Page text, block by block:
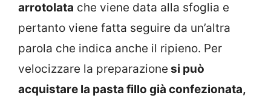
arrotolata che viene data alla sfoglia e
pertanto viene fatta seguire da un’altra
parola che indica anche il ripieno. Per
velocizzare la preparazione si può
acquistare la pasta fillo già confezionata,